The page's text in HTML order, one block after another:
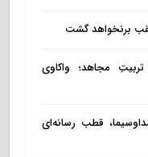
عقب برنخواهد گشت
مجاهد؛ واکاوی
قطب رسانه‌ای